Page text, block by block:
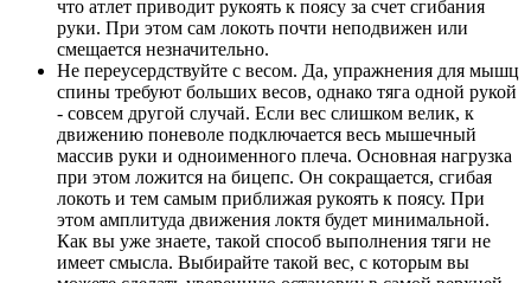
что атлет приводит рукоять к поясу за счет сгибания
руки. При этом сам локоть почти неподвижен или
смещается незначительно.
Не переусердствуйте с весом. Да, упражнения для мышц
спины требуют больших весов, однако тяга одной рукой
- совсем другой случай. Если вес слишком велик, к
движению поневоле подключается весь мышечный
массив руки и одноименного плеча. Основная нагрузка
при этом ложится на бицепс. Он сокращается, сгибая
локоть и тем самым приближая рукоять к поясу. При
этом амплитуда движения локтя будет минимальной.
Как вы уже знаете, такой способ выполнения тяги не
имеет смысла. Выбирайте такой вес, с которым вы